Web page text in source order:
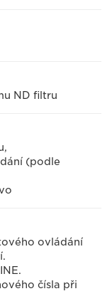
ND filtru
(podle
ovládání
čísla při